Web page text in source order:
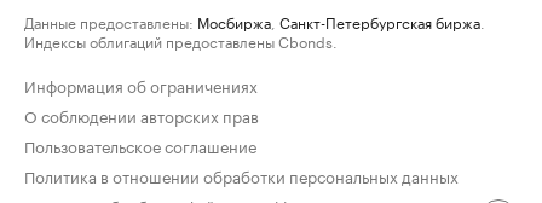
Данные предоставлены: Мосбиржа Санкт-Петербургская биржа
Индексы облигаций предоставлены Cbonds.
Информация об ограничениях
О соблюдении авторских прав
Пользовательское соглашение
Политика в отношении обработки персональных данных